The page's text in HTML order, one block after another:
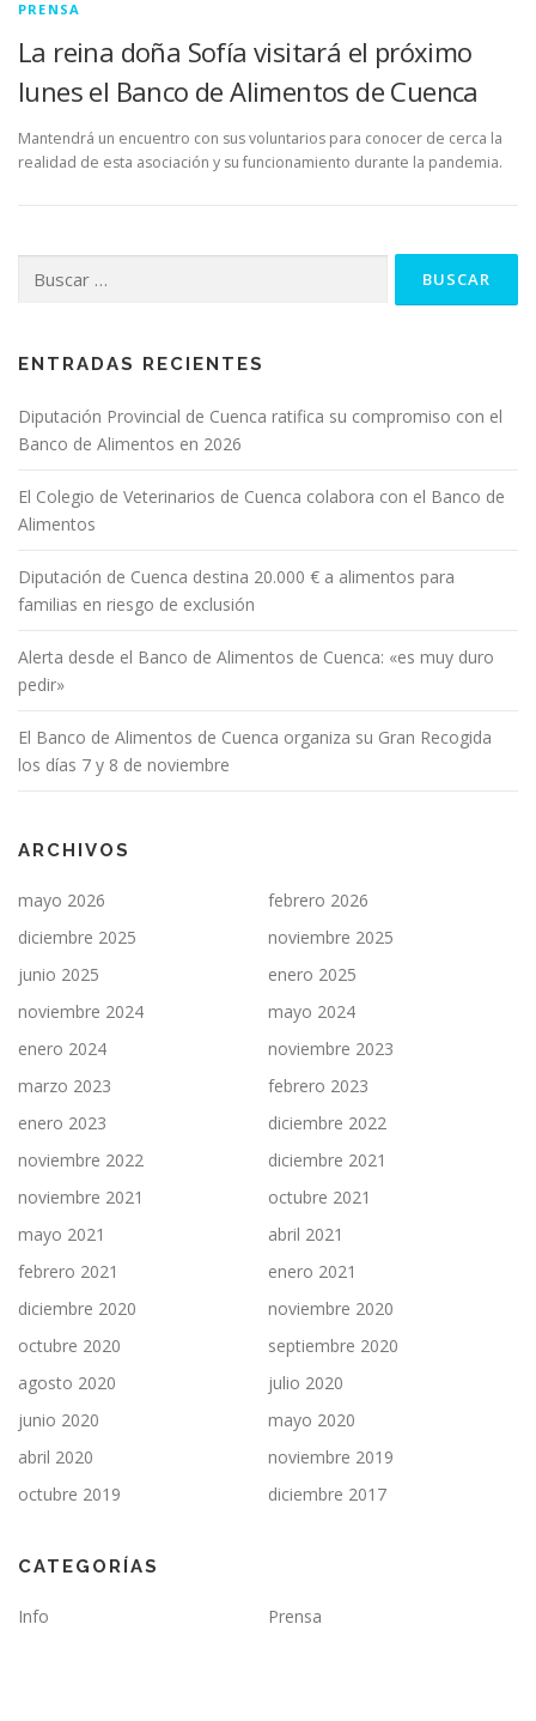
PRENSA
La reina doña Sofía visitará el próximo
lunes el Banco de Alimentos de Cuenca
Mantendrá un encuentro con sus voluntarios para conocer de cerca la
realidad de esta asociación y su funcionamiento durante la pandemia.
ENTRADAS RECIENTES
Diputación Provincial de Cuenca ratifica su compromiso con el
Banco de Alimentos en 2026
El Colegio de Veterinarios de Cuenca colabora con el Banco de
Alimentos
Diputación de Cuenca destina 20.000 € a alimentos para
familias en riesgo de exclusión
Alerta desde el Banco de Alimentos de Cuenca: «es muy duro
pedir»
El Banco de Alimentos de Cuenca organiza su Gran Recogida
los días 7 y 8 de noviembre
ARCHIVOS
mayo 2026
febrero 2026
diciembre 2025
noviembre 2025
junio 2025
enero 2025
noviembre 2024
mayo 2024
enero 2024
noviembre 2023
marzo 2023
febrero 2023
enero 2023
diciembre 2022
noviembre 2022
diciembre 2021
noviembre 2021
octubre 2021
mayo 2021
abril 2021
febrero 2021
enero 2021
diciembre 2020
noviembre 2020
octubre 2020
septiembre 2020
agosto 2020
julio 2020
junio 2020
mayo 2020
abril 2020
noviembre 2019
octubre 2019
diciembre 2017
CATEGORÍAS
Info Prensa